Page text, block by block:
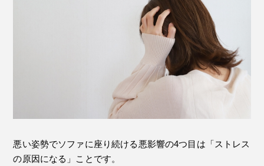
悪い姿勢でソファに座り続ける悪影響の4つ目は「ストレス
の原因になる」ことです。